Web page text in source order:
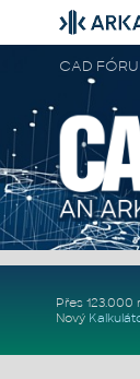
CAD
Přes 123.000
Nový